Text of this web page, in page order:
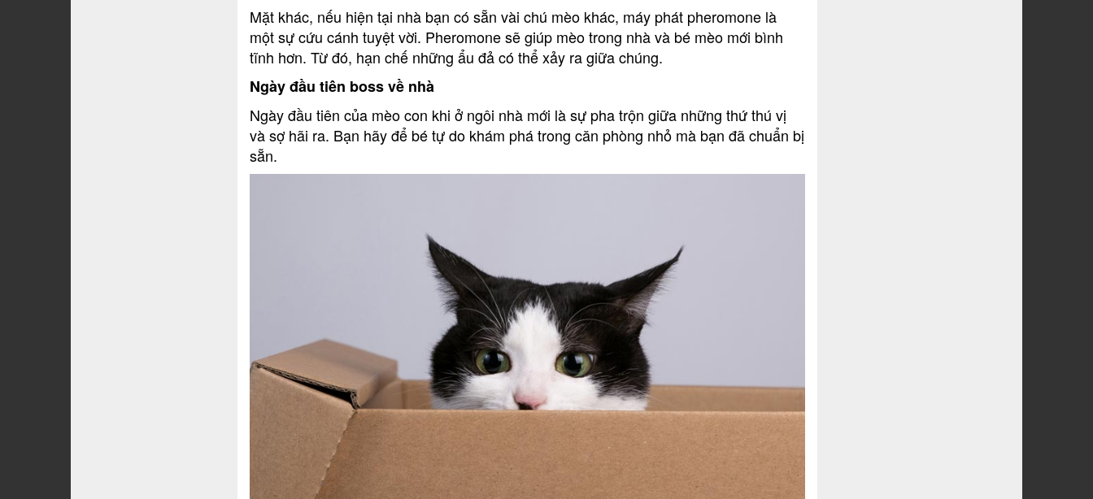
Mặt khác, nếu hiện tại nhà bạn có sẵn vài chú mèo khác, máy phát pheromone là
một sự cứu cánh tuyệt vời. Pheromone sẽ giúp mèo trong nhà và bé mèo mới bình
tĩnh hơn. Từ đó, hạn chế những ẩu đả có thể xảy ra giữa chúng.
Ngày đầu tiên boss về nhà
Ngày đầu tiên của mèo con khi ở ngôi nhà mới là sự pha trộn giữa những thứ thú vị
và sợ hãi ra. Bạn hãy để bé tự do khám phá trong căn phòng nhỏ mà bạn đã chuẩn bị
sẵn.